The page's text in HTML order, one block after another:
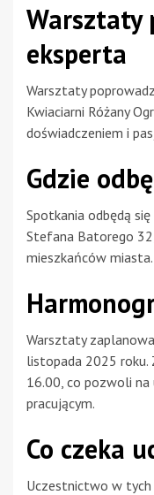
Warsztaty
eksperta
Warsztaty
Kwiaciarni Różany
doświadczeniem i
Gdzie
Spotkania odbędą
Stefana Batorego
mieszkańców miasta.
Warsztaty
listopada 2025 roku.
16.00, co pozwoli
pracującym.
Co czeka
Uczestnictwo w